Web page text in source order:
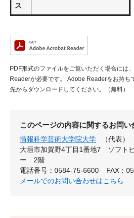
ス
PDF形式のファイルをご覧いただく場合には
Readerが必要です。
Adobe Readerをお持ち
先からダウンロードしてください。（無料）
このページの内容に関するお問い
情報科学芸術大学院大学
（代表）
大垣市加賀野4丁目1番地7 ソフト
ー 2階
電話番号：0584-75-6600
FAX：
メールでのお問い合わせはこちら